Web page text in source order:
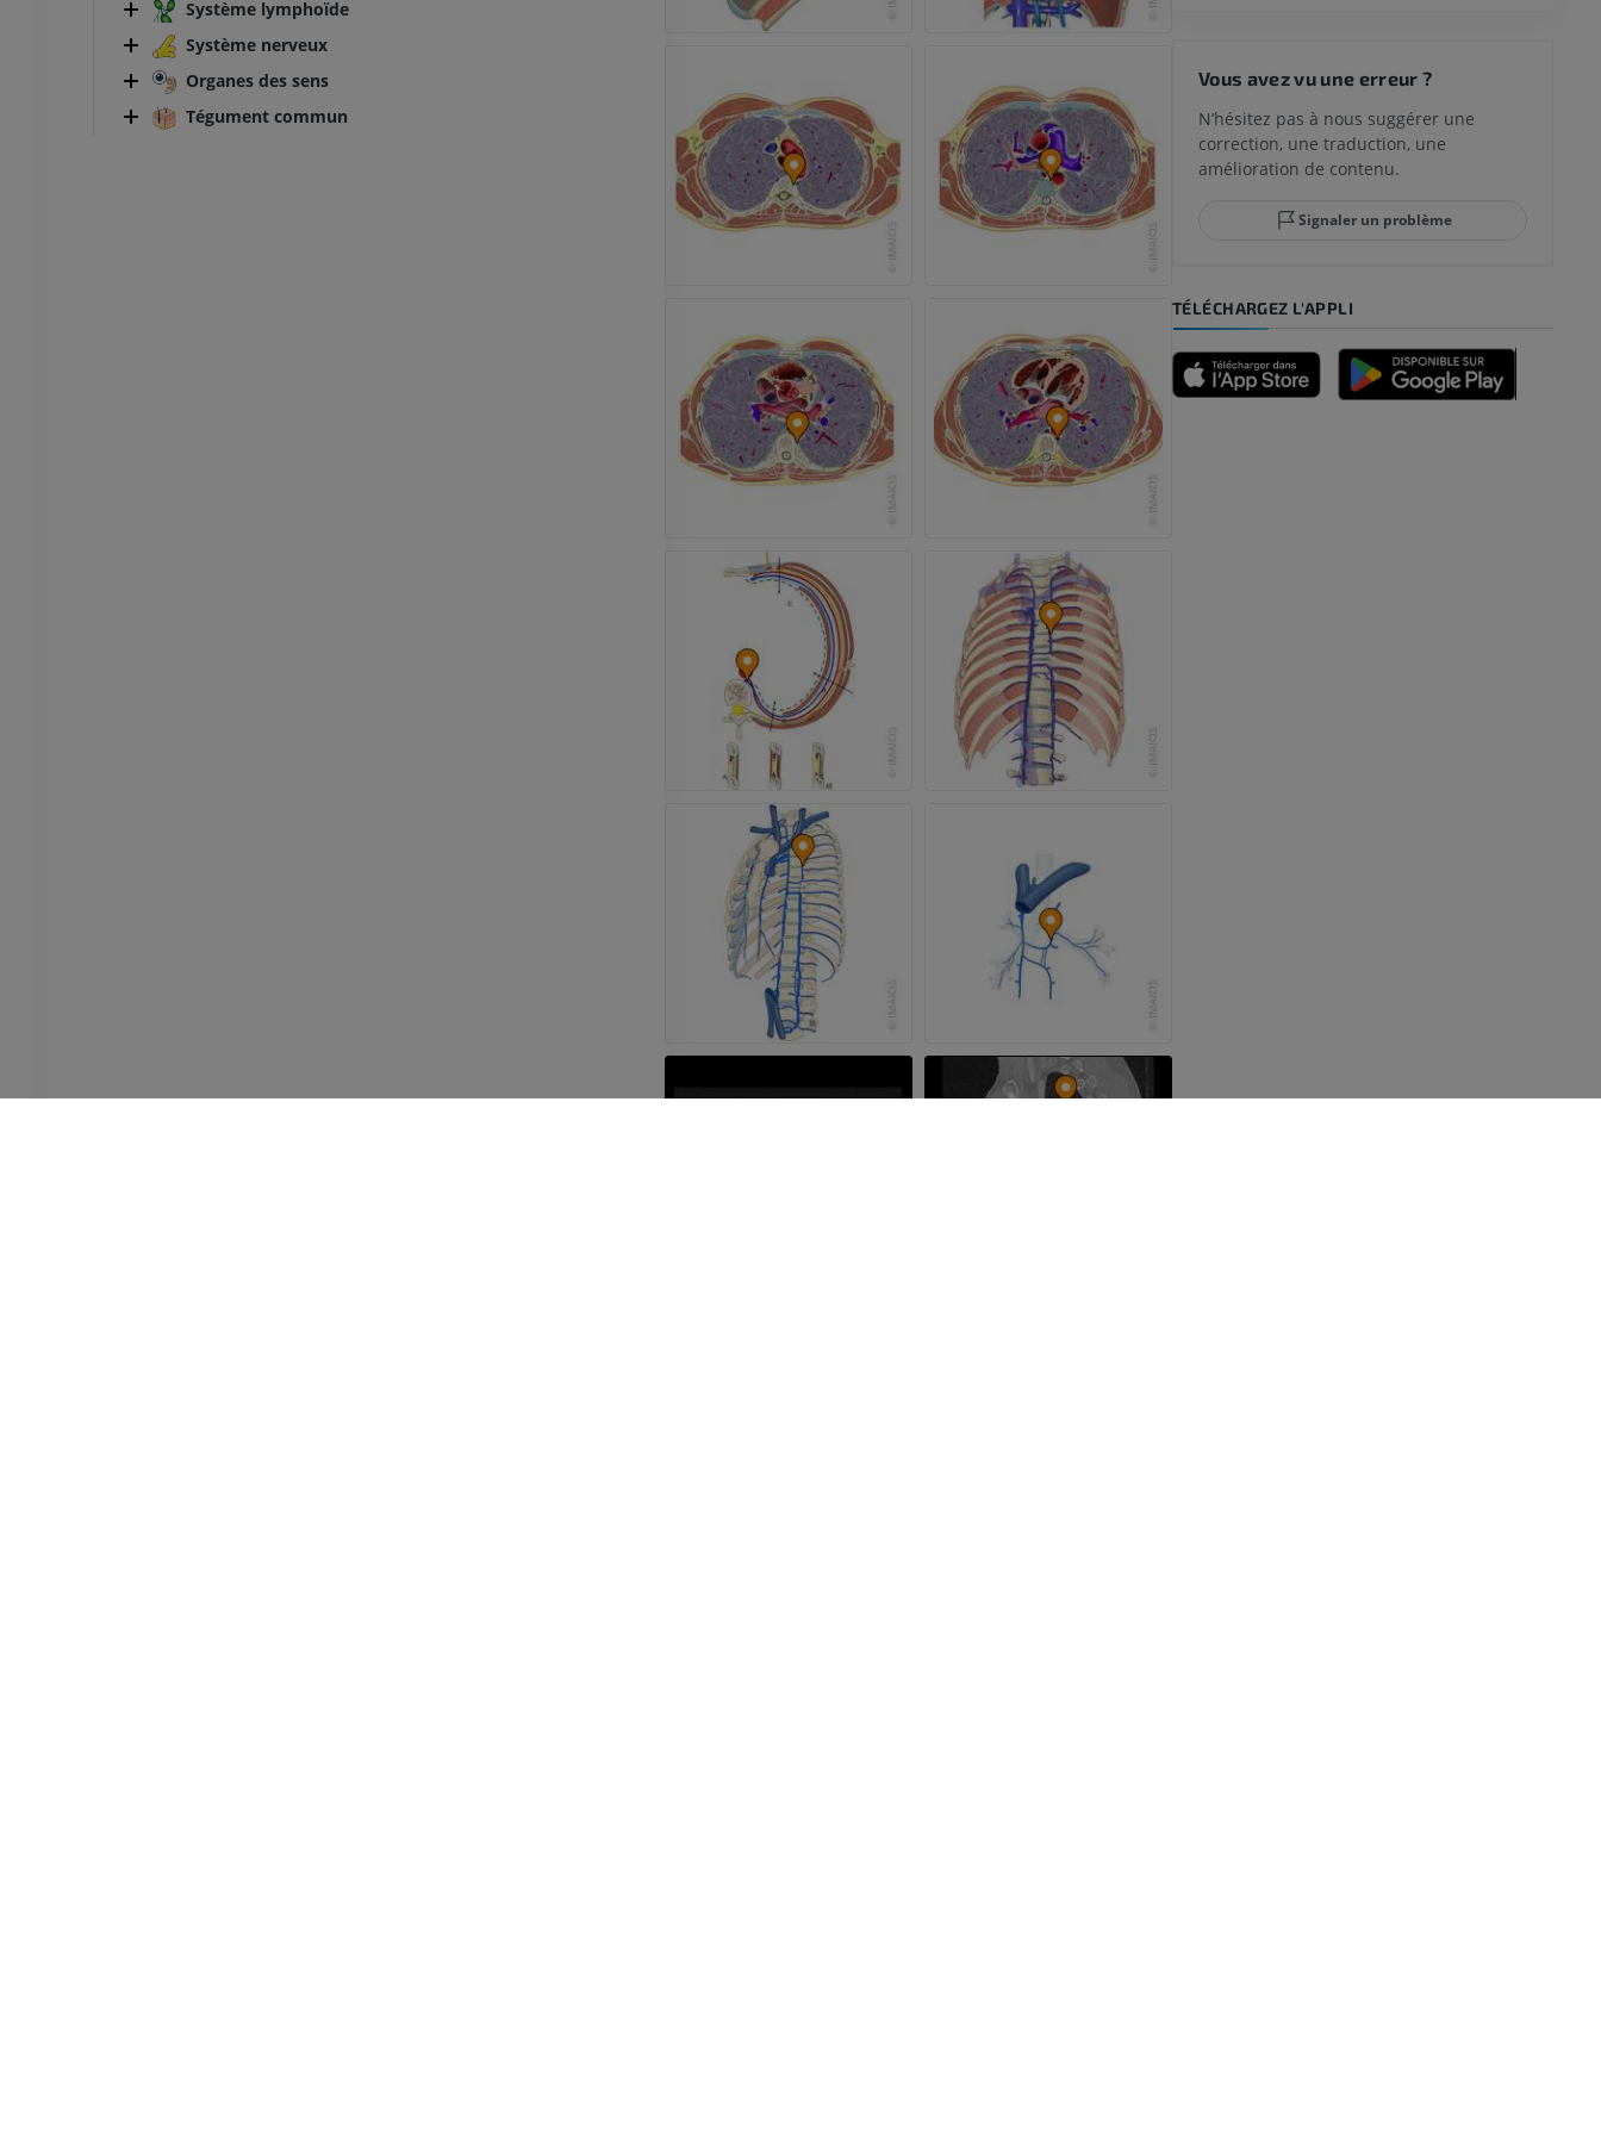
Système lymphoïde
Système nerveux
Organes des sens
Tégument commun
TDM de la cheville et du pied
Radiographies du membre
Membre supérieur
Illustrations
PREMIUM
Visible human project
Photographies
PREMIUM
PREMIUM
IRM de la cheville et de
l'arrière-pied
IRM
PREMIUM
PREMIUM
Angioscanner des membres
inférieurs
TDM
PREMIUM
GRATUIT
Artériographie des membres
inférieurs
Angiographie
GRATUIT
Vous avez vu une erreur ?
N’hésitez pas à nous suggérer une
correction, une traduction, une
amélioration de contenu.
Signaler un problème
TÉLÉCHARGEZ L'APPLI